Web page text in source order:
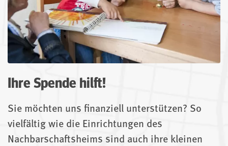
Ihre Spende hilft!
Sie möchten uns finanziell unterstützen? So
vielfältig wie die Einrichtungen des
Nachbarschaftsheims sind auch ihre kleinen